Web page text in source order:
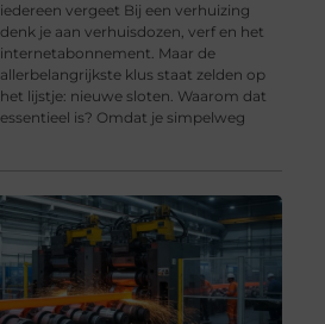
iedereen vergeet Bij een verhuizing
denk je aan verhuisdozen, verf en het
internetabonnement. Maar de
allerbelangrijkste klus staat zelden op
het lijstje: nieuwe sloten. Waarom dat
essentieel is? Omdat je simpelweg